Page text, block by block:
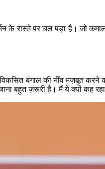
के रास्ते पर चल पड़ा है। जो
बंगाल की नींव मज़बूत
बहुत ज़रूरी है। मैं ये क्यों कह